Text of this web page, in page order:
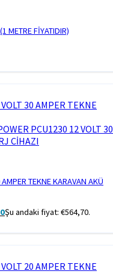
METRE FİYATIDIR)
TEKNE KARAVAN AKÜ
Şu andaki fiyat: €564,70.